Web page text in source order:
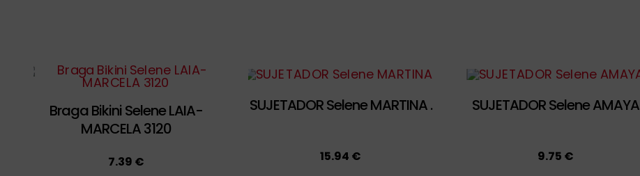
Braga Bikini Selene LAIA-
MARCELA 3120
7.39 €
SUJETADOR Selene MARTINA .
15.94 €
SUJETADOR Selene AMAYA
9.75 €